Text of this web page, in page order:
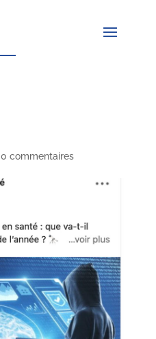
0 commentaires